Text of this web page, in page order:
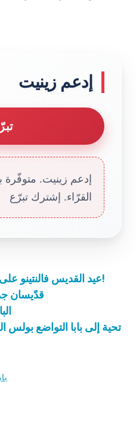
إدعم زينيت
إدعم زينيت.
القرّاء. إشترك تبرّع
عيد القديس فالنتينو على طريقة البابا فرنسيس!
قدّيسان
تحية إلى بابا التواضع بولس